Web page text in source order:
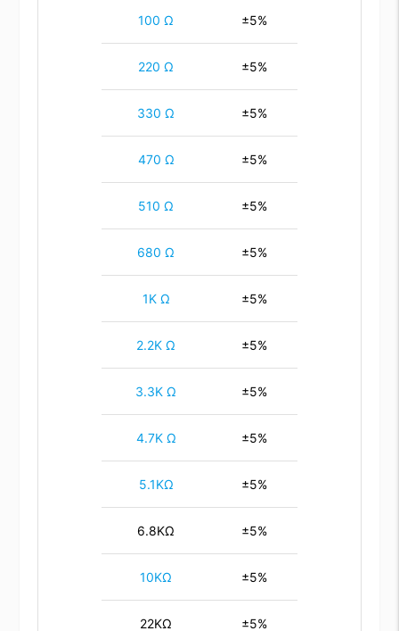
100 Ω ±5%
220 Ω ±5%
330 Ω ±5%
470 Ω ±5%
510 Ω ±5%
680 Ω ±5%
1K Ω ±5%
2.2K Ω ±5%
3.3K Ω ±5%
4.7K Ω ±5%
5.1KΩ ±5%
6.8KΩ ±5%
10KΩ ±5%
22KΩ ±5%